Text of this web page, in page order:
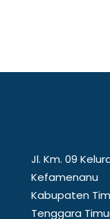
Jl. Km. 09
Kefamenanu
Kabupaten
Tenggara